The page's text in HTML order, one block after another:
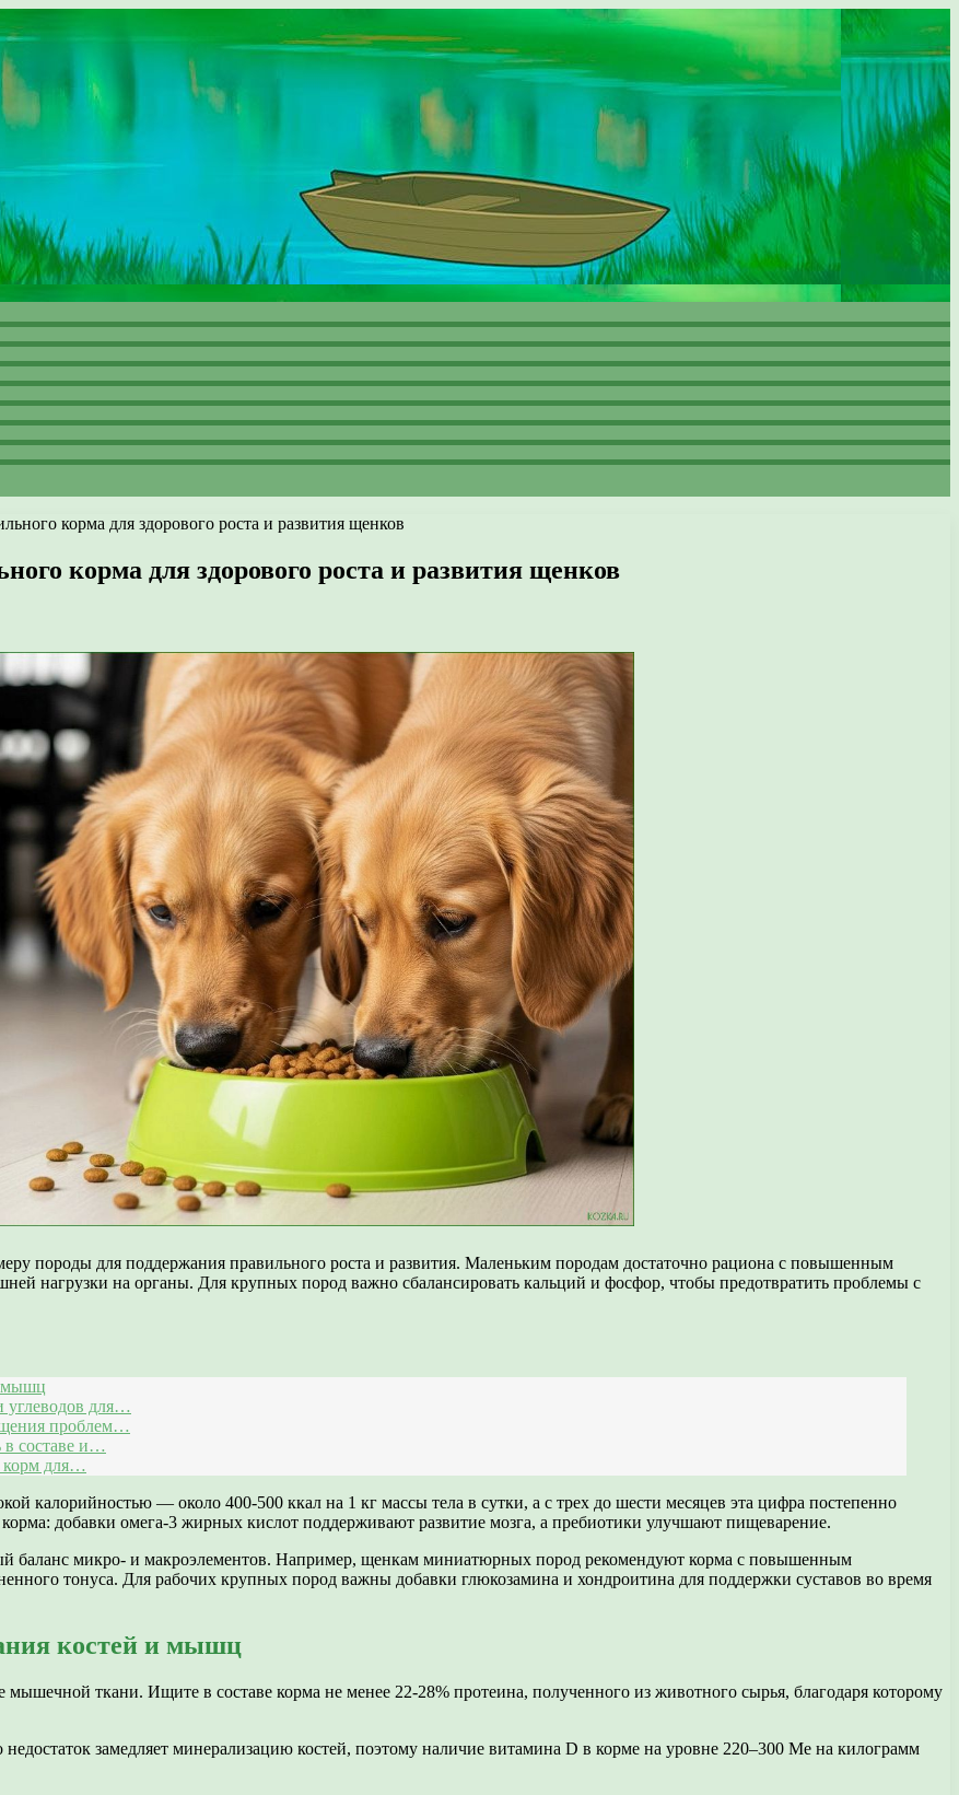
корма для здорового роста и развития щенков
корма для здорового роста и развития щенков
породы для поддержания правильного роста и развития. Маленьким породам достаточно рациона с повышенным
нагрузки на органы. Для крупных пород важно сбалансировать кальций и фосфор, чтобы предотвратить проблемы с
мышц
углеводов для…
проблем…
в составе и…
корм для…
калорийностью — около 400-500 ккал на 1 кг массы тела в сутки, а с трех до шести месяцев эта цифра постепенно
добавки омега-3 жирных кислот поддерживают развитие мозга, а пребиотики улучшают пищеварение.
баланс микро- и макроэлементов. Например, щенкам миниатюрных пород рекомендуют корма с повышенным
тонуса. Для рабочих крупных пород важны добавки глюкозамина и хондроитина для поддержки суставов во время
костей и мышц
мышечной ткани. Ищите в составе корма не менее 22-28% протеина, полученного из животного сырья, благодаря которому
замедляет минерализацию костей, поэтому наличие витамина D в корме на уровне 220–300 Ме на килограмм